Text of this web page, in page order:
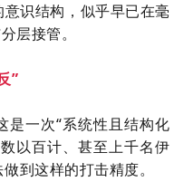
识结构，似乎早已在毫
层接管。
”
是一次“系统性且结构化
以百计、甚至上千名伊
到这样的打击精度。